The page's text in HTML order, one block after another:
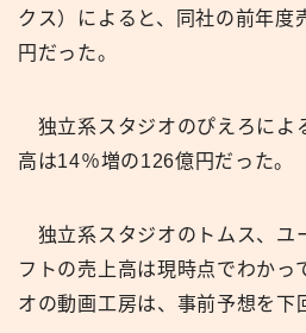
クス）によると、同社の前年度
円だった。
独立系スタジオのぴえろによ
高は14％増の126億円だった。
独立系スタジオのトムス、ユ
フトの売上高は現時点でわかっ
オの動画工房は、事前予想を下